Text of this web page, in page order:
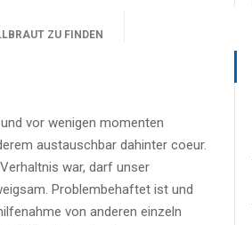
ZU FINDEN
vor wenigen momenten
austauschbar dahinter coeur.
war, darf unser
Problembehaftet ist und
von anderen einzeln